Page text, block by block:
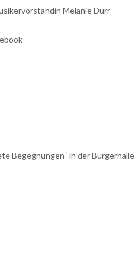
Melanie Dürr
Begegnungen“ in der Bürgerhalle